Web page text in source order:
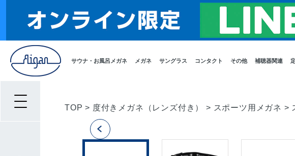
サウナ・お風呂メガネ メガネ サングラス コンタクト その他 補聴器関連
TOP > 度付きメガネ（レンズ付き） > スポーツ用メガネ >